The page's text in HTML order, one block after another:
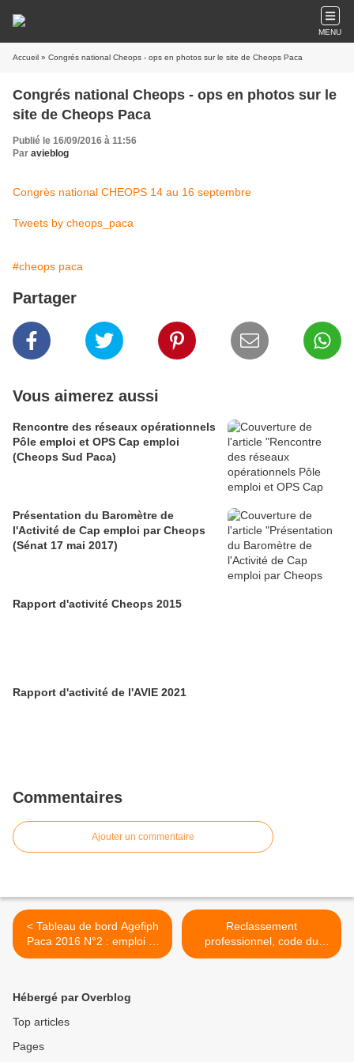
MENU
Accueil » Congrés national Cheops - ops en photos sur le site de Cheops Paca
Congrés national Cheops - ops en photos sur le
site de Cheops Paca
Publié le 16/09/2016 à 11:56
Par avieblog
Congrès national CHEOPS 14 au 16 septembre
Tweets by cheops_paca
#cheops paca
Partager
Vous aimerez aussi
Rencontre des réseaux opérationnels
Pôle emploi et OPS Cap emploi
(Cheops Sud Paca)
Présentation du Baromètre de
l'Activité de Cap emploi par Cheops
(Sénat 17 mai 2017)
Rapport d'activité Cheops 2015
Rapport d'activité de l'AVIE 2021
Commentaires
Ajouter un commentaire
< Tableau de bord Agefiph
Paca 2016 N°2 : emploi et
chômage des personnes
Reclassement
professionnel, code du
travail et rôle de la Région >
Hébergé par Overblog
Top articles
Pages